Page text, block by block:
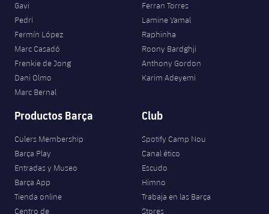
Gavi
Pedri
Fermín López
Marc Casadó
Frenkie de Jong
Dani Olmo
Marc Bernal
Ferran Torres
Lamine Yamal
Raphinha
Roony Bardghji
Anthony Gordon
Karim Adeyemi
Productos Barça
Culers Membership
Barça Play
Entradas y Museo
Barça App
Tienda online
Centro de
Club
Spotify Camp Nou
Canal ético
Escudo
Himno
Trabaja en las Barça
Stores